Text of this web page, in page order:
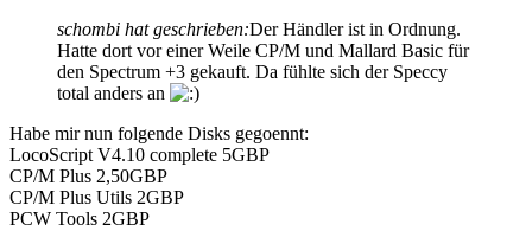
schombi hat geschrieben:Der Händler ist in Ordnung.
Hatte dort vor einer Weile CP/M und Mallard Basic für
den Spectrum +3 gekauft. Da fühlte sich der Speccy
total anders an
Habe mir nun folgende Disks gegoennt:
LocoScript V4.10 complete 5GBP
CP/M Plus 2,50GBP
CP/M Plus Utils 2GBP
PCW Tools 2GBP